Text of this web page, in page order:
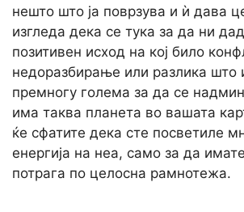
нешто што ја поврзува и ѝ дава
изгледа дека се тука за да ни
позитивен исход на кој било
недоразбирање или разлика што
премногу голема за да се
има таква планета во вашата
ќе сфатите дека сте посветиле
енергија на неа, само за да
потрага по целосна рамнотежа.